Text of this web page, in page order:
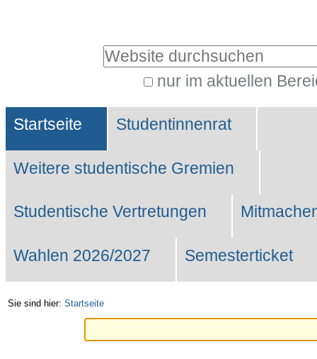
Website durchsuchen
nur im aktuellen
Suche…
Sektionen
Startseite Studentinnenrat
Weitere studentische Gremien
Studentische Vertretungen
Wahlen 2026/2027 Semesterticket
Sie sind hier: Startseite